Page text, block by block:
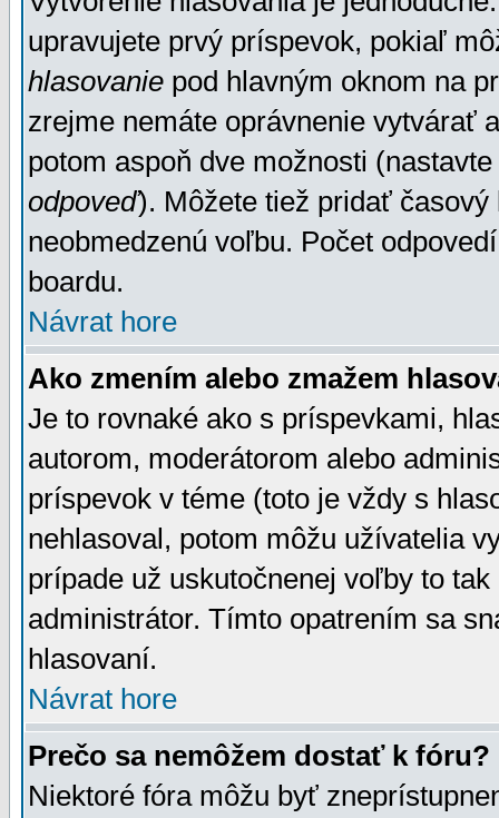
upravujete prvý príspevok, pokiaľ
hlasovanie pod hlavným oknom na
zrejme nemáte oprávnenie vytvárať
potom aspoň dve možnosti
odpoveď). Môžete tiež pridať
neobmedzenú voľbu. Počet
boardu.
Návrat hore
Ako zmením alebo zmažem
Je to rovnaké ako s príspevkami,
autorom, moderátorom alebo
príspevok v téme (toto je vždy s
nehlasoval, potom môžu užívatelia
prípade už uskutočnenej voľby to
administrátor. Tímto opatrením sa
hlasovaní.
Návrat hore
Prečo sa nemôžem dostať k fóru?
Niektoré fóra môžu byť